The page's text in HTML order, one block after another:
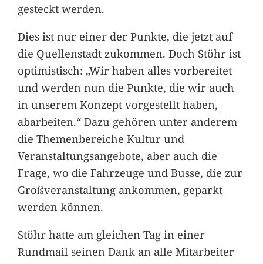
gesteckt werden.
Dies ist nur einer der Punkte, die jetzt auf
die Quellenstadt zukommen. Doch Stöhr ist
optimistisch: „Wir haben alles vorbereitet
und werden nun die Punkte, die wir auch
in unserem Konzept vorgestellt haben,
abarbeiten.“ Dazu gehören unter anderem
die Themenbereiche Kultur und
Veranstaltungsangebote, aber auch die
Frage, wo die Fahrzeuge und Busse, die zur
Großveranstaltung ankommen, geparkt
werden können.
Stöhr hatte am gleichen Tag in einer
Rundmail seinen Dank an alle Mitarbeiter